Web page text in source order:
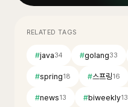
RELATED TAGS
#java34 #golang33
#spring18 #스프링16
#news13 #biweekly13